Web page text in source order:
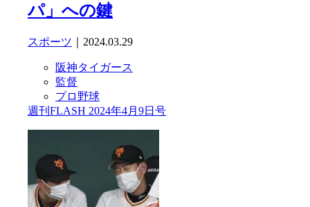
パ」への鍵
スポーツ ｜2024.03.29
阪神タイガース
監督
プロ野球
週刊FLASH 2024年4月9日号